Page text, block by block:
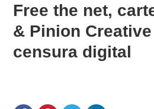
Free the net,
& Pinion
censura digital